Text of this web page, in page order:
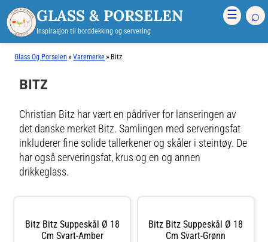
GLASS & PORSELEN
Inspirasjon til borddekking og servering
☰ ⌕
Glass Og Porselen »Varemerke » Bitz
BITZ
Christian Bitz har vært en pådriver for lanseringen av
det danske merket Bitz. Samlingen med serveringsfat
inkluderer fine solide tallerkener og skåler i steintøy. De
har også serveringsfat, krus og en og annen
drikkeglass.
Bitz Bitz Suppeskål Ø 18
Cm Svart-Amber
Bitz Bitz Suppeskål Ø 18
Cm Svart-Grønn